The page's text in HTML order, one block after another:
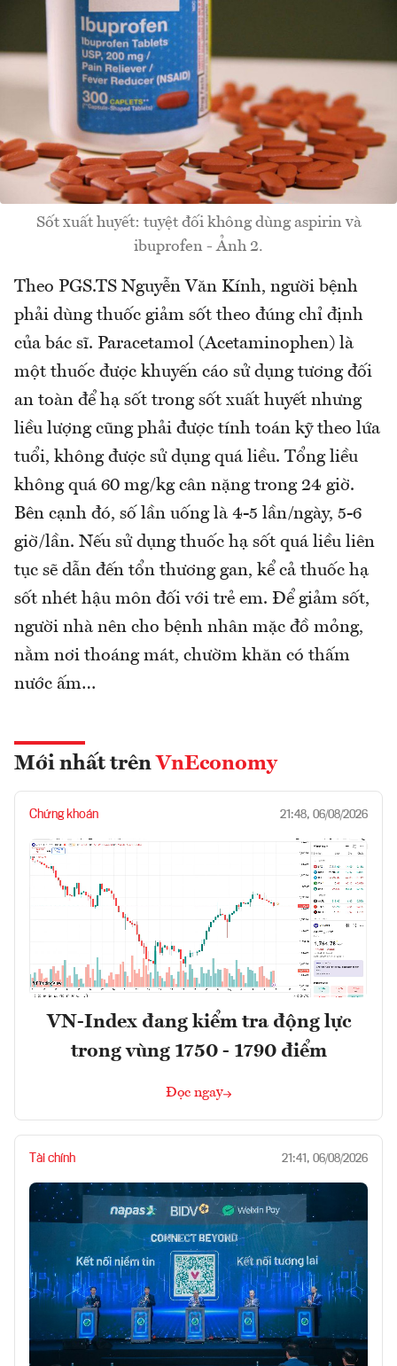
Sốt xuất huyết: tuyệt đối không dùng aspirin và
ibuprofen - Ảnh 2.
Theo PGS.TS Nguyễn Văn Kính, người bệnh
phải dùng thuốc giảm sốt theo đúng chỉ định
của bác sĩ. Paracetamol (Acetaminophen) là
một thuốc được khuyến cáo sử dụng tương đối
an toàn để hạ sốt trong sốt xuất huyết nhưng
liều lượng cũng phải được tính toán kỹ theo lứa
tuổi, không được sử dụng quá liều. Tổng liều
không quá 60 mg/kg cân nặng trong 24 giờ.
Bên cạnh đó, số lần uống là 4-5 lần/ngày, 5-6
giờ/lần. Nếu sử dụng thuốc hạ sốt quá liều liên
tục sẽ dẫn đến tổn thương gan, kể cả thuốc hạ
sốt nhét hậu môn đối với trẻ em. Để giảm sốt,
người nhà nên cho bệnh nhân mặc đồ mỏng,
nằm nơi thoáng mát, chườm khăn có thấm
nước ấm…
Mới nhất trên VnEconomy
Chứng khoán 21:48, 06/08/2026
VN-Index đang kiểm tra động lực
trong vùng 1750 - 1790 điểm
Đọc ngay
Tài chính 21:41, 06/08/2026